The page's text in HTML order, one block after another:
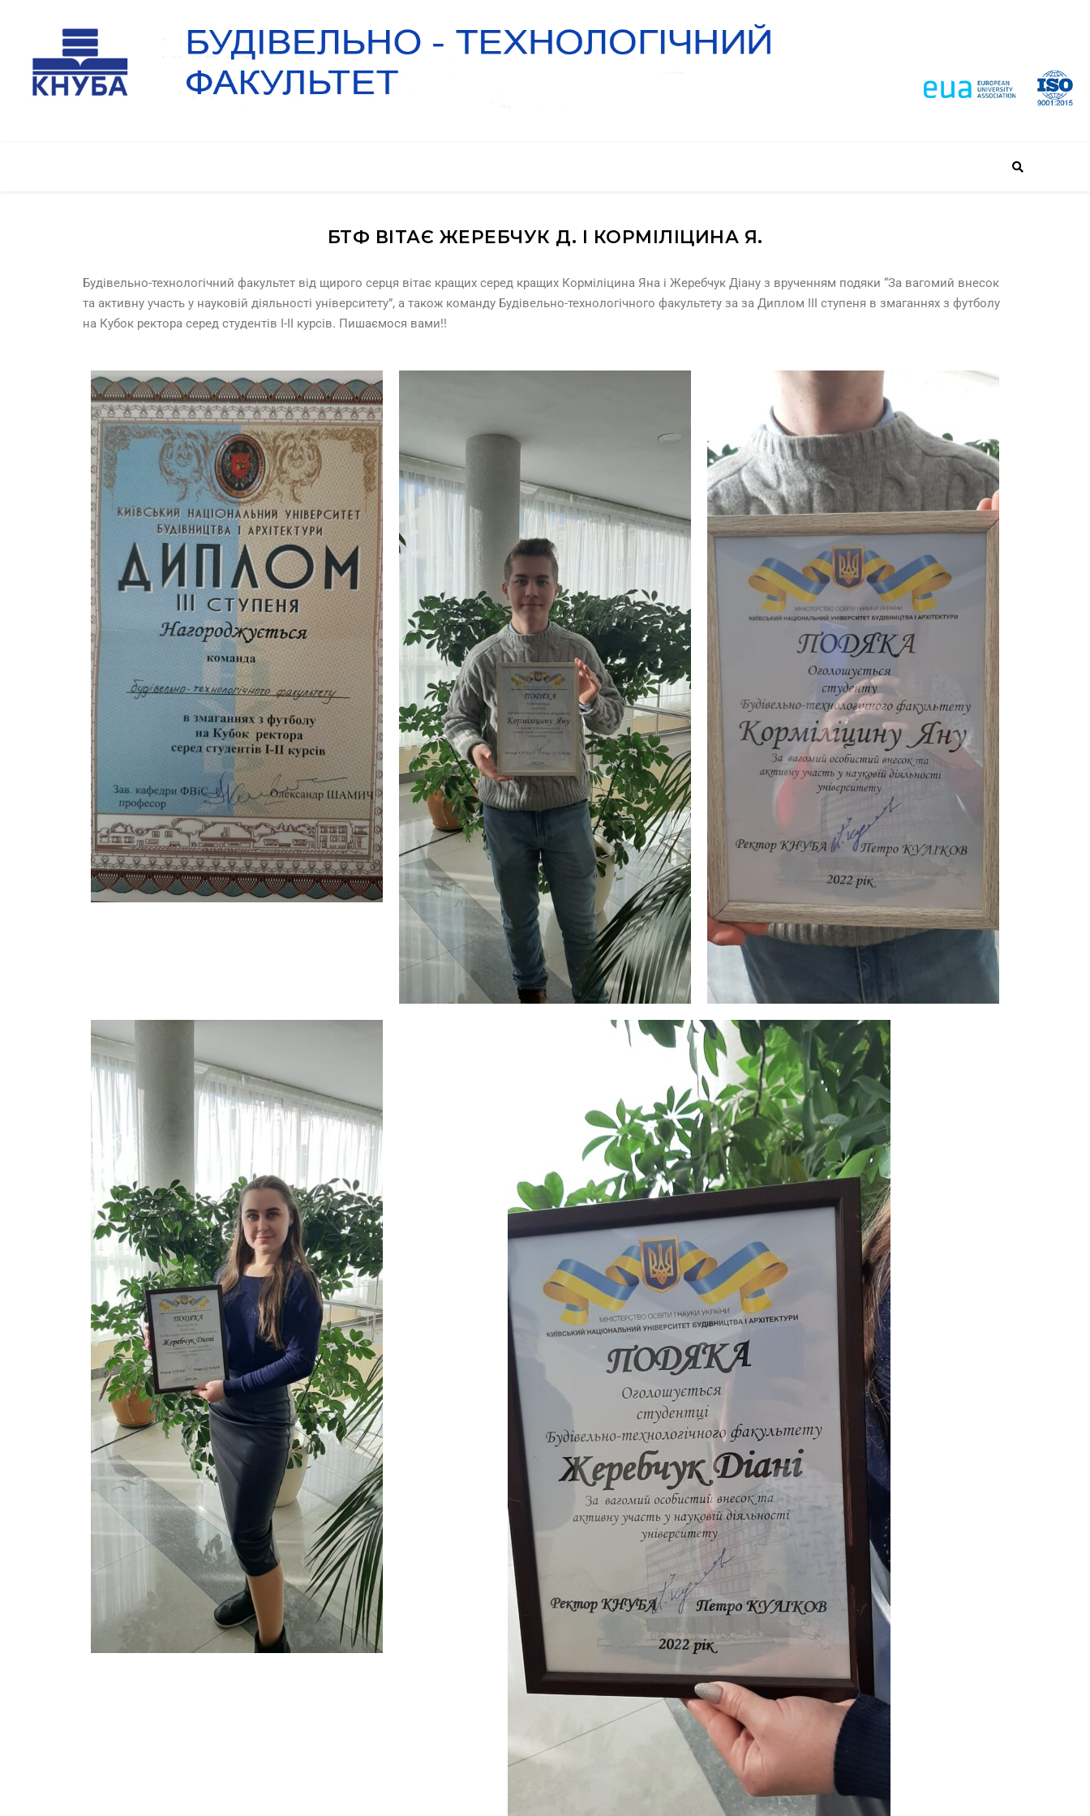
БТФ ВІТАЄ ЖЕРЕБЧУК Д. І КОРМІЛІЦИНА Я.
Будівельно-технологічний факультет від щирого серця вітає кращих серед кращих Корміліцина Яна і Жеребчук Діану з врученням подяки “За вагомий внесок
та активну участь у науковій діяльності університету”, а також команду Будівельно-технологічного факультету за за Диплом ІІІ ступеня в змаганнях з футболу
на Кубок ректора серед студентів І-ІІ курсів. Пишаємося вами!!